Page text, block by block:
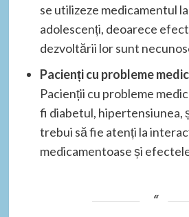
se utilizeze medicamentul
adolescenți, deoarece
dezvoltării lor sunt
Pacienți cu probleme
Pacienții cu probleme
fi diabetul, hipertensiunea,
trebui să fie atenți la
medicamentoase și